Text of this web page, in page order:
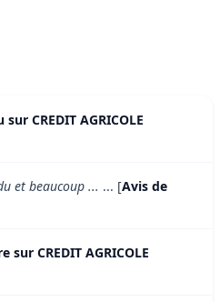
CREDIT AGRICOLE
et beaucoup ... ... [Avis de
sur CREDIT AGRICOLE